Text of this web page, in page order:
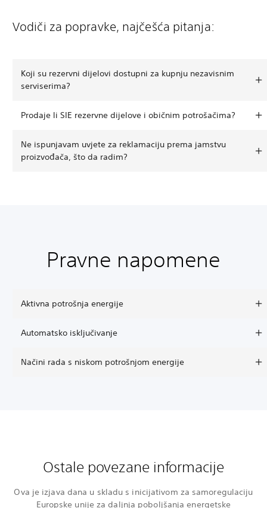
Vodiči za popravke, najčešća pitanja:
Koji su rezervni dijelovi dostupni za kupnju nezavisnim
serviserima?
Prodaje li SIE rezervne dijelove i običnim potrošačima?
Ne ispunjavam uvjete za reklamaciju prema jamstvu
proizvođača, što da radim?
Pravne napomene
Aktivna potrošnja energije
Automatsko isključivanje
Načini rada s niskom potrošnjom energije
Ostale povezane informacije
Ova je izjava dana u skladu s inicijativom za samoregulaciju
Europske unije za daljnja poboljšanja energetske